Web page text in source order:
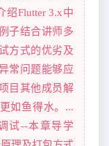
绍Flutter 3.x中
子结合讲师多
方式的优劣及
常问题能够应
目其他成员解
如鱼得水。...
试--本章导学